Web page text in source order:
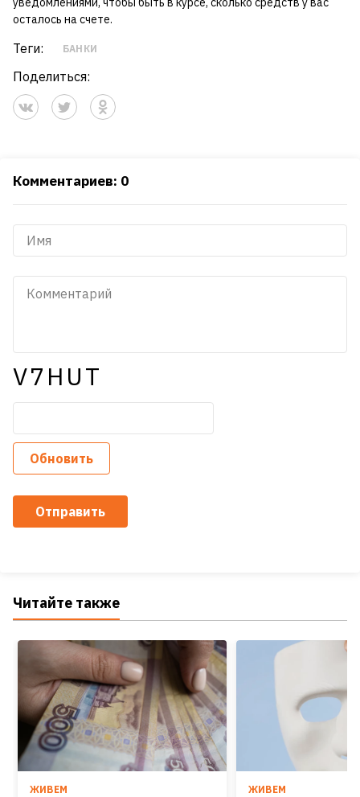
осталось на счете.
Теги: БАНКИ
Поделиться:
Комментариев: 0
V7HUT
Обновить
Отправить
Читайте также
ЖИВЕМ ЖИВЕМ